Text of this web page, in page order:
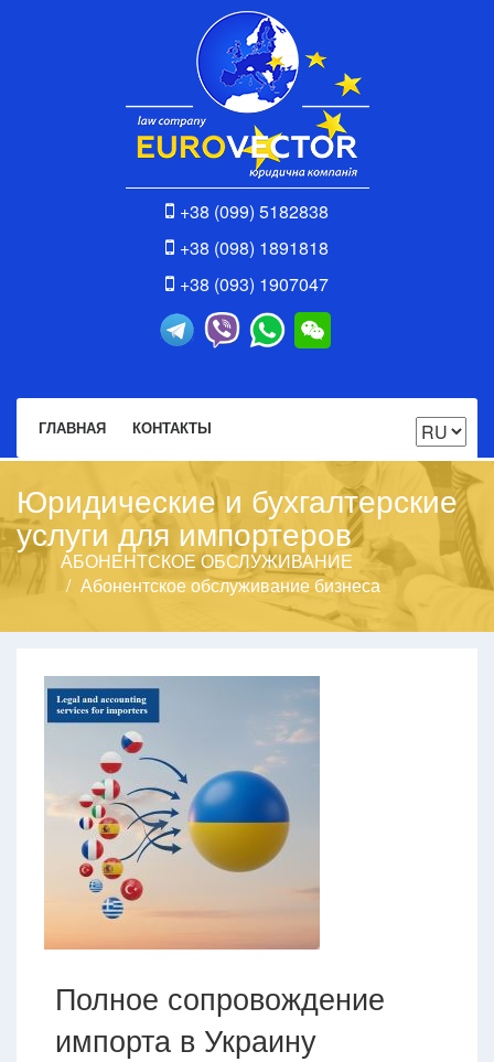
+38 (099) 5182838
+38 (098) 1891818
+38 (093) 1907047
ГЛАВНАЯ КОНТАКТЫ
Юридические и бухгалтерские
услуги для импортеров
АБОНЕНТСКОЕ ОБСЛУЖИВАНИЕ
Абонентское обслуживание бизнеса
Полное сопровождение
импорта в Украину